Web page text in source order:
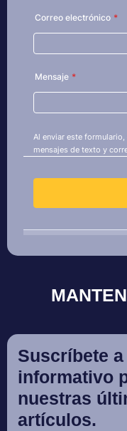
Suscríbete
informativo
nuestras
artículos.